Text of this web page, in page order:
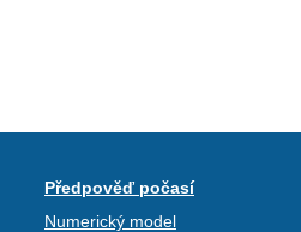
Předpověď počasí
Numerický model